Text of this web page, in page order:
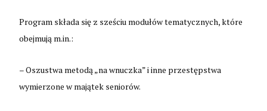
Program składa się z sześciu modułów tematycznych, które
obejmują m.in.:
– Oszustwa metodą „na wnuczka” i inne przestępstwa
wymierzone w majątek seniorów.